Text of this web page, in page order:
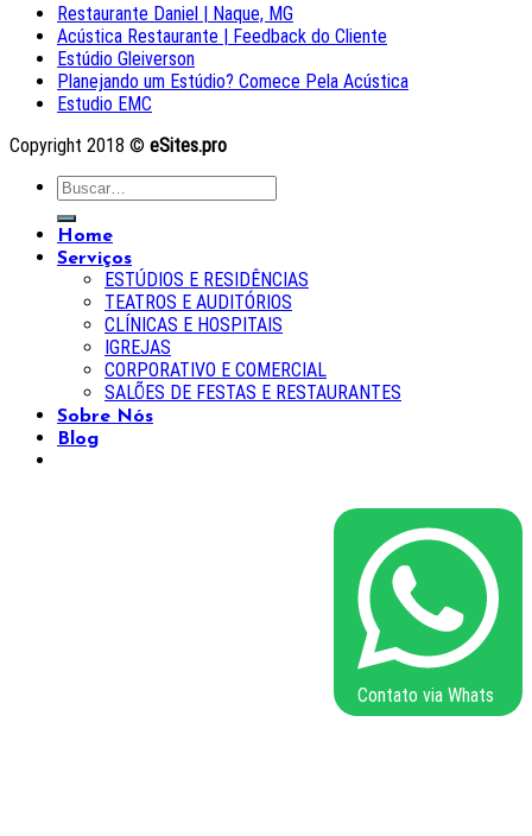
Restaurante Daniel | Naque, MG
Acústica Restaurante | Feedback do Cliente
Estúdio Gleiverson
Planejando um Estúdio? Comece Pela Acústica
Estudio EMC
Copyright 2018 © eSites.pro
Home
Serviços
ESTÚDIOS E RESIDÊNCIAS
TEATROS E AUDITÓRIOS
CLÍNICAS E HOSPITAIS
IGREJAS
CORPORATIVO E COMERCIAL
SALÕES DE FESTAS E RESTAURANTES
Sobre Nós
Blog
Contato via Whats